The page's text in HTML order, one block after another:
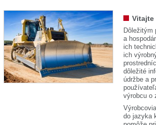
Vitajte
Dôležitým
a
ich
ich
dôležité
údržbe a
výrobcu o
do jazyka